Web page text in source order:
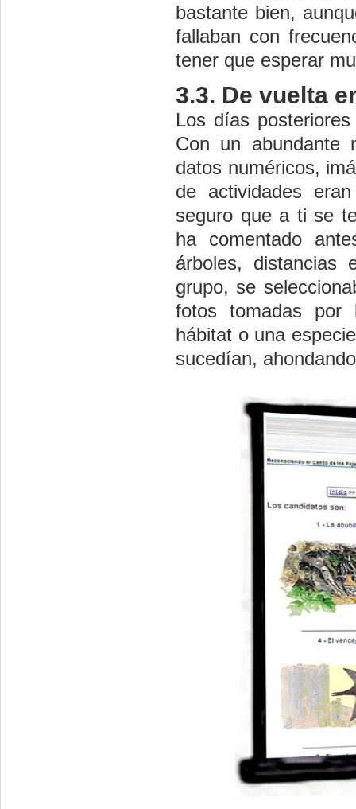
bastante bien,
fallaban con
tener que esperar
3.3. De vuelta
Los días
Con un abundante
datos numéricos,
de actividades
seguro que a ti se
ha comentado
árboles, distancias
grupo, se
fotos tomadas por
hábitat o una
sucedían,